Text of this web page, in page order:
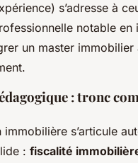
s’adresse à
notable en
un master immobilier
: tronc
s’articule
: fiscalité